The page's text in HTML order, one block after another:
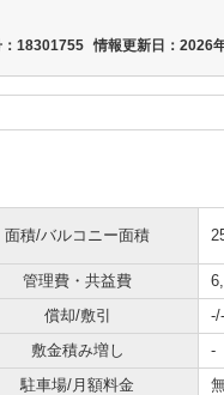
：18301755 情報更新日：2026
面積/バルコニー面積
管理費・共益費
償却/敷引
-/-
敷金積み増し
-
駐車場/月額料金